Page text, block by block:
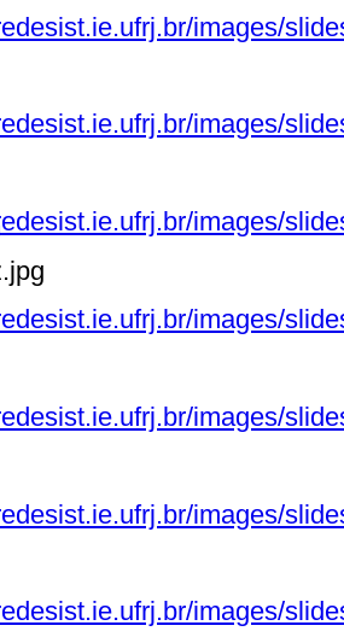
images/
images/
images/
images/
images/
images/
images/